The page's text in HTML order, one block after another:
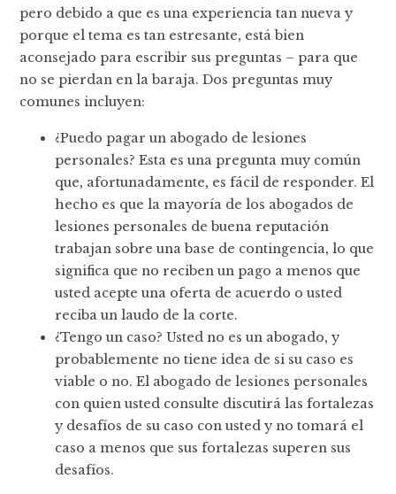
pero debido a que es una experiencia tan nueva y
porque el tema es tan estresante, está bien
aconsejado para escribir sus preguntas – para que
no se pierdan en la baraja. Dos preguntas muy
comunes incluyen:
¿Puedo pagar un abogado de lesiones
personales? Esta es una pregunta muy común
que, afortunadamente, es fácil de responder. El
hecho es que la mayoría de los abogados de
lesiones personales de buena reputación
trabajan sobre una base de contingencia, lo que
significa que no reciben un pago a menos que
usted acepte una oferta de acuerdo o usted
reciba un laudo de la corte.
¿Tengo un caso? Usted no es un abogado, y
probablemente no tiene idea de si su caso es
viable o no. El abogado de lesiones personales
con quien usted consulte discutirá las fortalezas
y desafíos de su caso con usted y no tomará el
caso a menos que sus fortalezas superen sus
desafíos.